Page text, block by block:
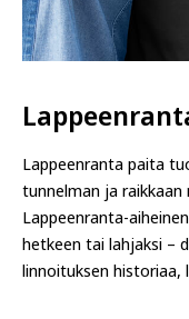
Lappeenranta paita
tunnelman ja raikkaan
Lappeenranta-
hetkeen tai lahjaksi –
linnoituksen historiaa,